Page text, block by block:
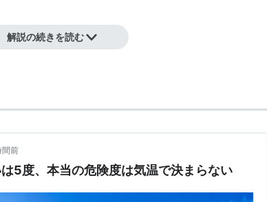
真冬日
夏日
解説の続きを読む
間前
5度、本当の危険度は気温で決まらない